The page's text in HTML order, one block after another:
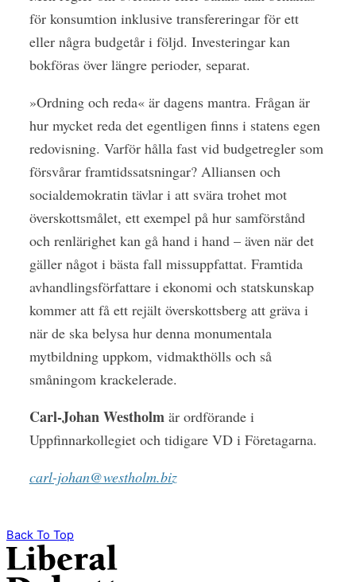
för konsumtion inklusive transfereringar för ett
eller några budgetår i följd. Investeringar kan
bokföras över längre perioder, separat.
»Ordning och reda« är dagens mantra. Frågan är
hur mycket reda det egentligen finns i statens egen
redovisning. Varför hålla fast vid budgetregler som
försvårar framtidssatsningar? Alliansen och
socialdemokratin tävlar i att svära trohet mot
överskottsmålet, ett exempel på hur samförstånd
och renlärighet kan gå hand i hand – även när det
gäller något i bästa fall missuppfattat. Framtida
avhandlingsförfattare i ekonomi och statskunskap
kommer att få ett rejält överskottsberg att gräva i
när de ska belysa hur denna monumentala
mytbildning uppkom, vidmakthölls och så
småningom krackelerade.
Carl-Johan Westholm är ordförande i
Uppfinnarkollegiet och tidigare VD i Företagarna.
carl-johan@westholm.biz
Back To Top